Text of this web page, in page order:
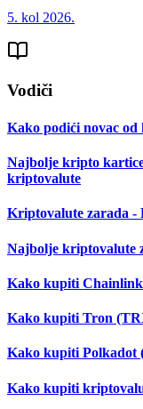
5. kol 2026.
Vodiči
Kako podići novac
Najbolje kripto
kriptovalute
Kriptovalute zarada -
Najbolje kriptovalute
Kako kupiti
Kako kupiti Tron
Kako kupiti Polkadot
Kako kupiti